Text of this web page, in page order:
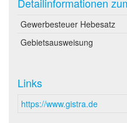
Gewerbesteuer Hebesatz
Gebietsausweisung
Links
https://www.gistra.de